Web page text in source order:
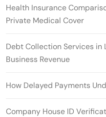
Health Insurance
Private Medical Cover
Debt Collection Services in
Business Revenue
How Delayed Payments
Company House ID